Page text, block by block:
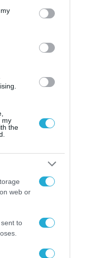
You may click to
third-party tags to
in below Google
my
the
web or
to
που
το πλήθος των
σε 700.000 και
περίπου.
της
η
δεδομένα
(άτομο που
νηπίου). Λόγω
ο συνολικός
ανέρχεται